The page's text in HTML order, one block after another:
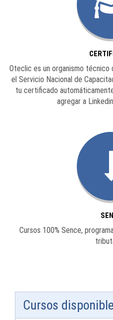
Oteclic es un organismo
el Servicio Nacional de
tu certificado
agregar a
Cursos 100% Sence,
Cursos